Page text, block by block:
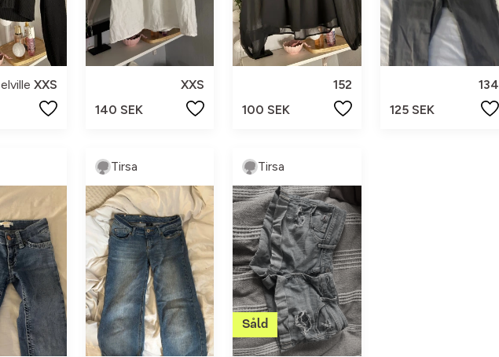
XXS
XXS
140 SEK
152
100 SEK
134
125 SEK
Tirsa Tirsa